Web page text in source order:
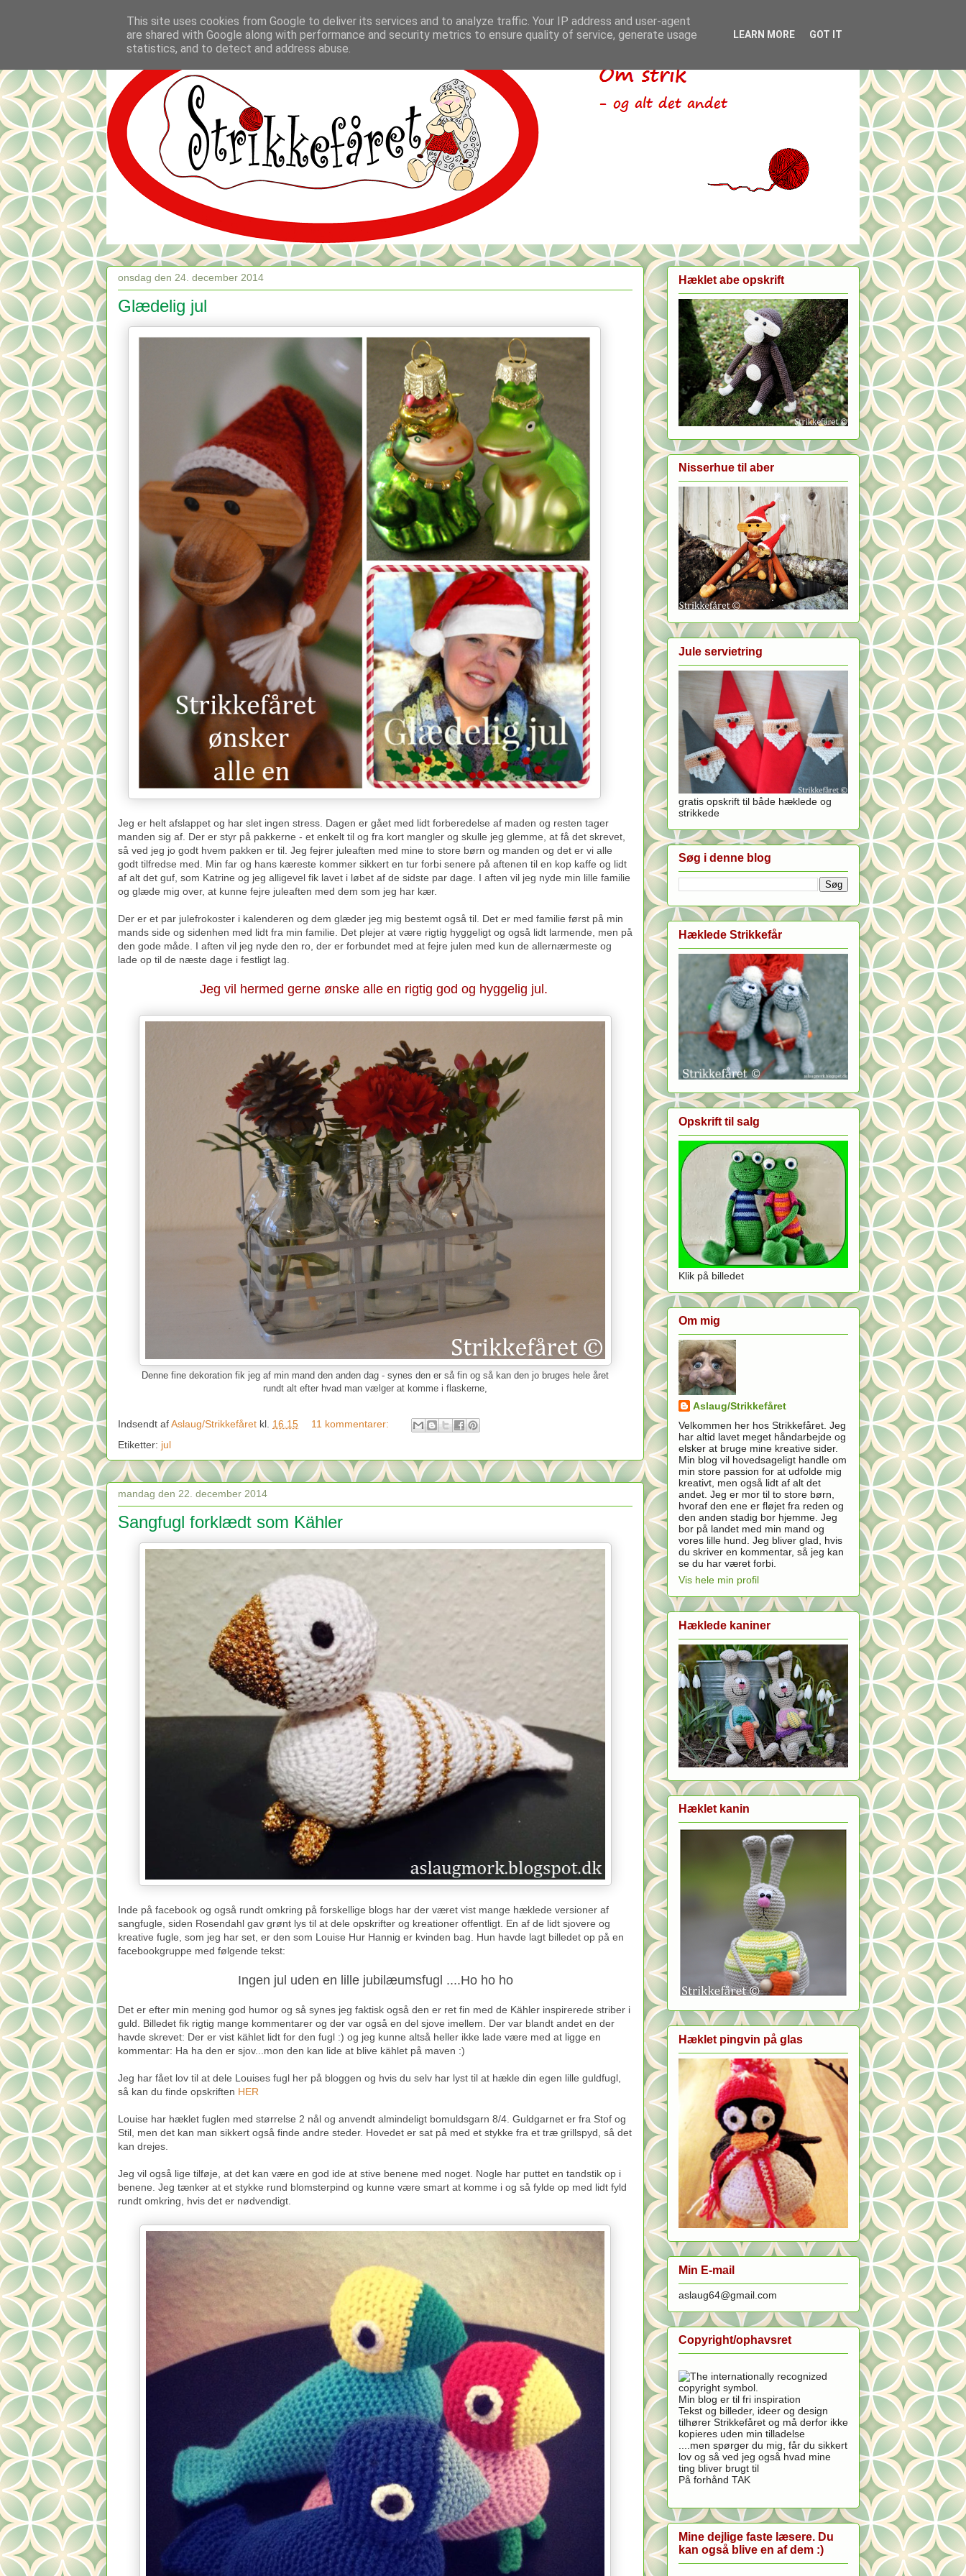
onsdag den 24. december 2014
Glædelig jul
Jeg er helt afslappet og har slet ingen stress. Dagen er gået med lidt forberedelse af maden og resten tager
manden sig af. Der er styr på pakkerne - et enkelt til og fra kort mangler og skulle jeg glemme, at få det skrevet,
så ved jeg jo godt hvem pakken er til. Jeg fejrer juleaften med mine to store børn og manden og det er vi alle
godt tilfredse med. Min far og hans kæreste kommer sikkert en tur forbi senere på aftenen til en kop kaffe og lidt
af alt det guf, som Katrine og jeg alligevel fik lavet i løbet af de sidste par dage. I aften vil jeg nyde min lille familie
og glæde mig over, at kunne fejre juleaften med dem som jeg har kær.
Der er et par julefrokoster i kalenderen og dem glæder jeg mig bestemt også til. Det er med familie først på min
mands side og sidenhen med lidt fra min familie. Det plejer at være rigtig hyggeligt og også lidt larmende, men på
den gode måde. I aften vil jeg nyde den ro, der er forbundet med at fejre julen med kun de allernærmeste og
lade op til de næste dage i festligt lag.
Jeg vil hermed gerne ønske alle en rigtig god og hyggelig jul.
Denne fine dekoration fik jeg af min mand den anden dag - synes den er så fin og så kan den jo bruges hele året
rundt alt efter hvad man vælger at komme i flaskerne,
Indsendt afAslaug/Strikkefåret kl. 16.15
11 kommentarer:
Etiketter: jul
mandag den 22. december 2014
Sangfugl forklædt som Kähler
Inde på facebook og også rundt omkring på forskellige blogs har der været vist mange hæklede versioner af
sangfugle, siden Rosendahl gav grønt lys til at dele opskrifter og kreationer offentligt. En af de lidt sjovere og
kreative fugle, som jeg har set, er den som Louise Hur Hannig er kvinden bag. Hun havde lagt billedet op på en
facebookgruppe med følgende tekst:
Ingen jul uden en lille jubilæumsfugl ....Ho ho ho
Det er efter min mening god humor og så synes jeg faktisk også den er ret fin med de Kähler inspirerede striber i
guld. Billedet fik rigtig mange kommentarer og der var også en del sjove imellem. Der var blandt andet en der
havde skrevet: Der er vist kählet lidt for den fugl :) og jeg kunne altså heller ikke lade være med at ligge en
kommentar: Ha ha den er sjov...mon den kan lide at blive kählet på maven :)
Jeg har fået lov til at dele Louises fugl her på bloggen og hvis du selv har lyst til at hækle din egen lille guldfugl,
så kan du finde opskriften HER
Louise har hæklet fuglen med størrelse 2 nål og anvendt almindeligt bomuldsgarn 8/4. Guldgarnet er fra Stof og
Stil, men det kan man sikkert også finde andre steder. Hovedet er sat på med et stykke fra et træ grillspyd, så det
kan drejes.
Jeg vil også lige tilføje, at det kan være en god ide at stive benene med noget. Nogle har puttet en tandstik op i
benene. Jeg tænker at et stykke rund blomsterpind og kunne være smart at komme i og så fylde op med lidt fyld
rundt omkring, hvis det er nødvendigt.
Hæklet abe opskrift
Nisserhue til aber
Jule servietring
gratis opskrift til både hæklede og
strikkede
Søg i denne blog
Hæklede Strikkefår
Opskrift til salg
Klik på billedet
Om mig
Aslaug/Strikkefåret
Velkommen her hos Strikkefåret. Jeg
har altid lavet meget håndarbejde og
elsker at bruge mine kreative sider.
Min blog vil hovedsageligt handle om
min store passion for at udfolde mig
kreativt, men også lidt af alt det
andet. Jeg er mor til to store børn,
hvoraf den ene er fløjet fra reden og
den anden stadig bor hjemme. Jeg
bor på landet med min mand og
vores lille hund. Jeg bliver glad, hvis
du skriver en kommentar, så jeg kan
se du har været forbi.
Vis hele min profil
Hæklede kaniner
Hæklet kanin
Hæklet pingvin på glas
Min E-mail
aslaug64@gmail.com
Copyright/ophavsret
Min blog er til fri inspiration
Tekst og billeder, ideer og design
tilhører Strikkefåret og må derfor ikke
kopieres uden min tilladelse
....men spørger du mig, får du sikkert
lov og så ved jeg også hvad mine
ting bliver brugt til
På forhånd TAK
Mine dejlige faste læsere. Du
kan også blive en af dem :)
This site uses cookies from Google to deliver its services and to analyze traffic. Your IP address and user-agent
are shared with Google along with performance and security metrics to ensure quality of service, generate usage
statistics, and to detect and address abuse.
LEARN MORE GOT IT